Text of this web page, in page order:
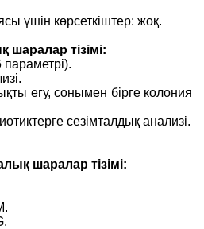
үшін көрсеткіштер: жоқ.
шаралар тізімі:
егу, сонымен бірге колония
сезімталдық анализі.
шаралар тізімі: